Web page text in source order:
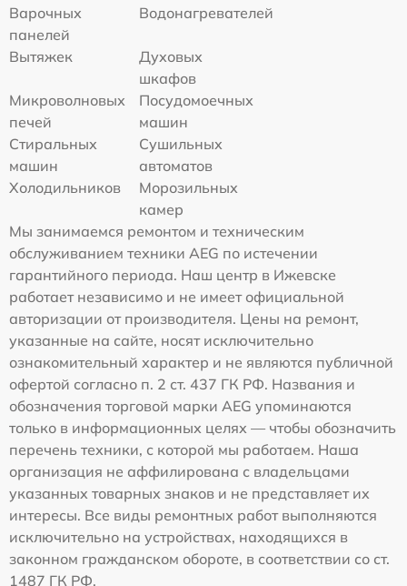
Варочных
панелей
Водонагревателей
Вытяжек
Духовых
шкафов
Микроволновых
печей
Посудомоечных
машин
Стиральных
машин
Сушильных
автоматов
Холодильников
Морозильных
камер
Мы занимаемся ремонтом и техническим
обслуживанием техники AEG по истечении
гарантийного периода. Наш центр в Ижевске
работает независимо и не имеет официальной
авторизации от производителя. Цены на ремонт,
указанные на сайте, носят исключительно
ознакомительный характер и не являются публичной
офертой согласно п. 2 ст. 437 ГК РФ. Названия и
обозначения торговой марки AEG упоминаются
только в информационных целях — чтобы обозначить
перечень техники, с которой мы работаем. Наша
организация не аффилирована с владельцами
указанных товарных знаков и не представляет их
интересы. Все виды ремонтных работ выполняются
исключительно на устройствах, находящихся в
законном гражданском обороте, в соответствии со ст.
1487 ГК РФ.